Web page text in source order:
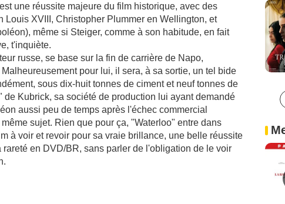
une réussite majeure du film historique, avec des
Louis XVIII, Christopher Plummer en Wellington, et
même si Steiger, comme à son habitude, en fait
t'inquiète.
russe, se base sur la fin de carrière de Napo,
pour lui, il sera, à sa sortie, un tel bide
sous dix-huit tonnes de ciment et neuf tonnes de
Kubrick, sa société de production lui ayant demandé
aussi peu de temps après l'échec commercial
sujet. Rien que pour ça, "Waterloo" entre dans
à voir et revoir pour sa vraie brillance, une belle réussite
en DVD/BR, sans parler de l'obligation de le voir